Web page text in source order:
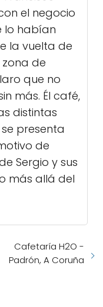
el negocio
lo habían
la vuelta de
de
que no
más. Él café,
distintas
presenta
de
Sergio y sus
más allá del
Cafetaría H2O -
Padrón, A Coruña